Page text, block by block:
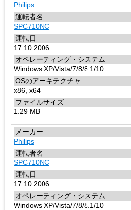
Philips
SPC710NC
17.10.2006
Windows XP/Vista/7/8/8.1/10
x86, x64
1.29 MB
Philips
SPC710NC
17.10.2006
Windows XP/Vista/7/8/8.1/10